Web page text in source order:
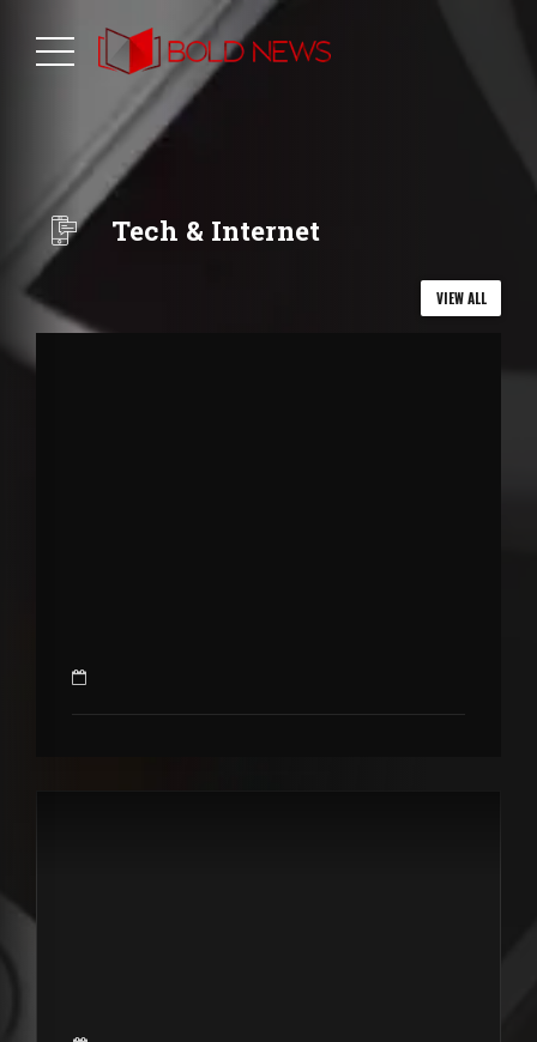
Tech & Internet
VIEW ALL